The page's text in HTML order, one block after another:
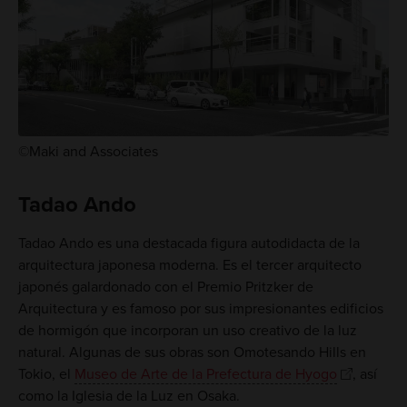
©Maki and Associates
Tadao Ando
Tadao Ando es una destacada figura autodidacta de la
arquitectura japonesa moderna. Es el tercer arquitecto
japonés galardonado con el Premio Pritzker de
Arquitectura y es famoso por sus impresionantes edificios
de hormigón que incorporan un uso creativo de la luz
natural. Algunas de sus obras son Omotesando Hills en
Tokio, el Museo de Arte de la Prefectura de Hyogo
, así
como la Iglesia de la Luz en Osaka.